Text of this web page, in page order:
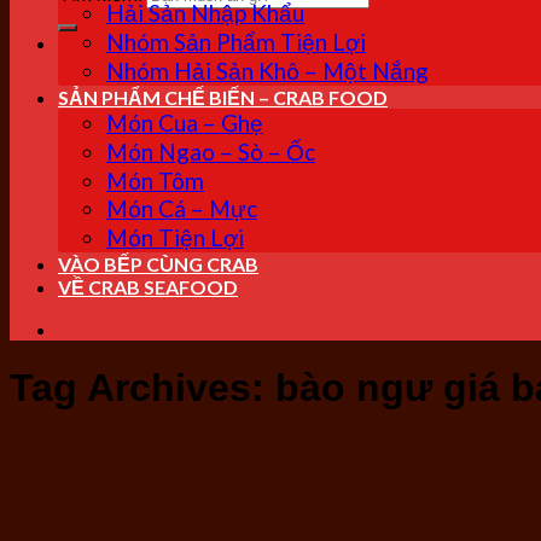
Hải Sản Nhập Khẩu
Nhóm Sản Phẩm Tiện Lợi
Nhóm Hải Sản Khô – Một Nắng
SẢN PHẨM CHẾ BIẾN – CRAB FOOD
Món Cua – Ghẹ
Món Ngao – Sò – Ốc
Món Tôm
Món Cá – Mực
Món Tiện Lợi
VÀO BẾP CÙNG CRAB
VỀ CRAB SEAFOOD
Tag Archives: bào ngư giá